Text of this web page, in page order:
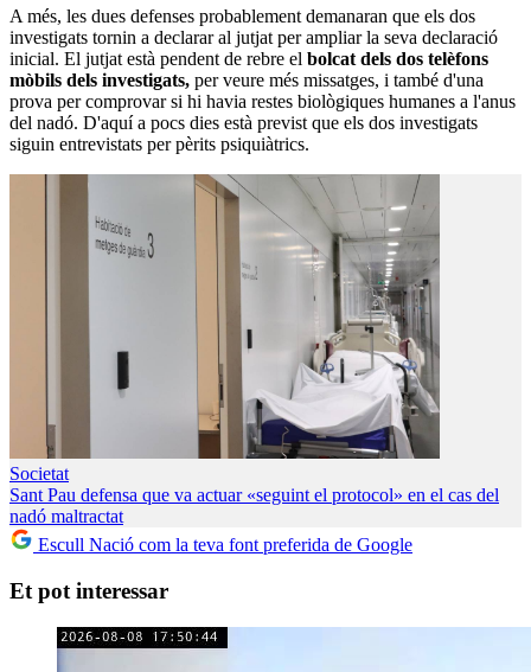
A més, les dues defenses probablement demanaran que els dos
investigats tornin a declarar al jutjat per ampliar la seva declaració
inicial. El jutjat està pendent de rebre el bolcat dels dos telèfons
mòbils dels investigats, per veure més missatges, i també d'una
prova per comprovar si hi havia restes biològiques humanes a l'anus
del nadó. D'aquí a pocs dies està previst que els dos investigats
siguin entrevistats per pèrits psiquiàtrics.
Societat
Sant Pau defensa que va actuar «seguint el protocol» en el cas del
nadó maltractat
Escull Nació com la teva font preferida de Google
Et pot interessar